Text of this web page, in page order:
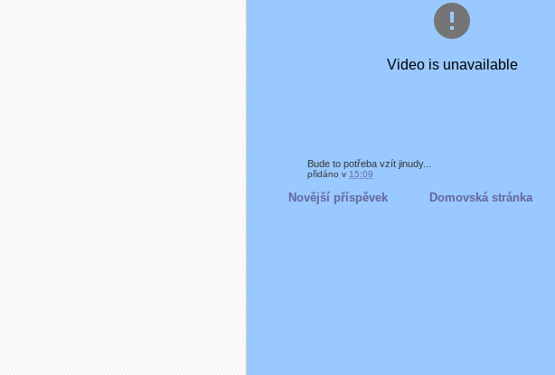
Bude to potřeba vzít jinudy...
přidáno v 15:09
Novější příspěvek Domovská stránka